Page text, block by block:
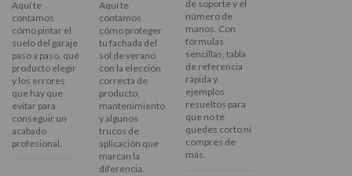
Aquí te
contamos
cómo pintar el
suelo del garaje
paso a paso, qué
producto elegir
y los errores
que hay que
evitar para
conseguir un
acabado
profesional.
Aquí te
contamos
cómo proteger
tu fachada del
sol de verano
con la elección
correcta de
producto,
mantenimiento
y algunos
trucos de
aplicación que
marcan la
diferencia.
de soporte y el
número de
manos. Con
fórmulas
sencillas, tabla
de referencia
rápida y
ejemplos
resueltos para
que no te
quedes corto ni
compres de
más.